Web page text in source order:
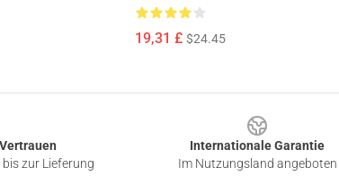
19,31 £ $24.45
zur Lieferung
Internationale Garantie
Im Nutzungsland angeboten